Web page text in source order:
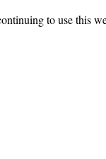
to use this